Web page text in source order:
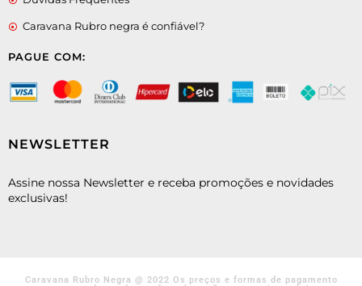
Caravana Rubro negra é confiável?
PAGUE COM:
NEWSLETTER
Assine nossa Newsletter e receba promoções e novidades
exclusivas!
Caravana Rubro Negra @ 2022 Os preços e formas de pagamento